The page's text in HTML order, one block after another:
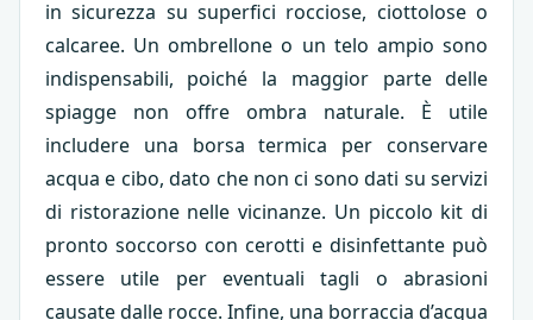
in sicurezza su superfici rocciose, ciottolose o
calcaree. Un ombrellone o un telo ampio sono
indispensabili, poiché la maggior parte delle
spiagge non offre ombra naturale. È utile
includere una borsa termica per conservare
acqua e cibo, dato che non ci sono dati su servizi
di ristorazione nelle vicinanze. Un piccolo kit di
pronto soccorso con cerotti e disinfettante può
essere utile per eventuali tagli o abrasioni
causate dalle rocce. Infine, una borraccia d’acqua